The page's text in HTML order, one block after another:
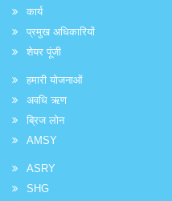
कार्य
प्रमुख अधिकारियों
शेयर पूंजी
हमारी योजनाओं
अवधि ऋण
ब्रिज लोन
AMSY
ASRY
SHG